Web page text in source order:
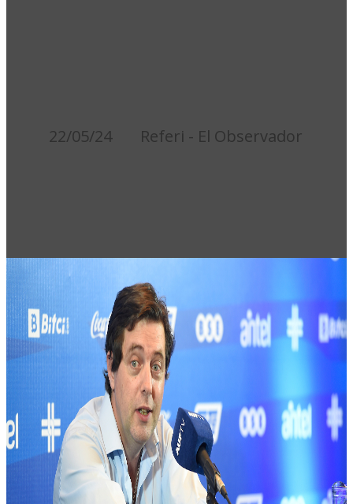
22/05/24 Referi - El Observador